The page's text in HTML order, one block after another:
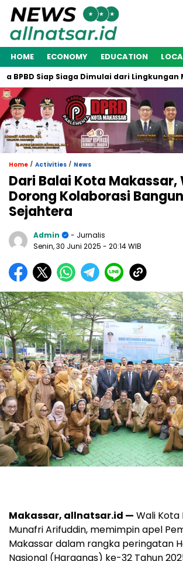
HOME ECONOMY EDUCATION
Siap Siaga Dimulai dari Lingkungan
Home / Activities / News
Dari Balai Kota Makassar,
Dorong Kolaborasi
Sejahtera
Admin
- Jurnalis
Senin, 30 Juni 2025 - 20:14 WIB
Makassar, allnatsar.id — Wali Kota
Munafri Arifuddin, memimpin apel
Makassar dalam rangka peringatan
Nasional (Harganas) ke-32 Tahun